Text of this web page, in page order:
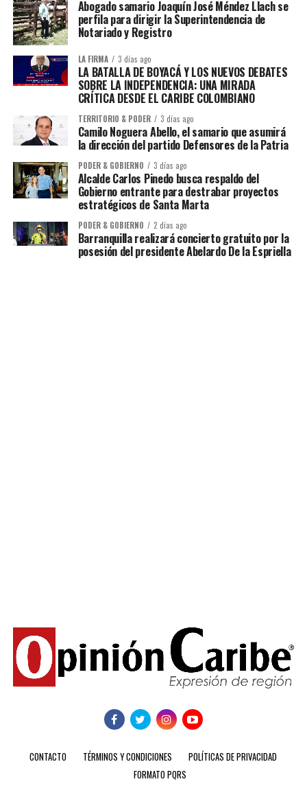
Abogado samario Joaquín José Méndez Llach se
perfila para dirigir la Superintendencia de
Notariado y Registro
LA FIRMA 3 días ago
LA BATALLA DE BOYACÁ Y LOS NUEVOS DEBATES
SOBRE LA INDEPENDENCIA: UNA MIRADA
CRÍTICA DESDE EL CARIBE COLOMBIANO
TERRITORIO & PODER 3 días ago
Camilo Noguera Abello, el samario que asumirá
la dirección del partido Defensores de la Patria
PODER & GOBIERNO 3 días ago
Alcalde Carlos Pinedo busca respaldo del
Gobierno entrante para destrabar proyectos
estratégicos de Santa Marta
PODER & GOBIERNO 2 días ago
Barranquilla realizará concierto gratuito por la
posesión del presidente Abelardo De la Espriella
CONTACTO TÉRMINOS Y CONDICIONES
POLÍTICAS DE PRIVACIDAD
FORMATO PQRS